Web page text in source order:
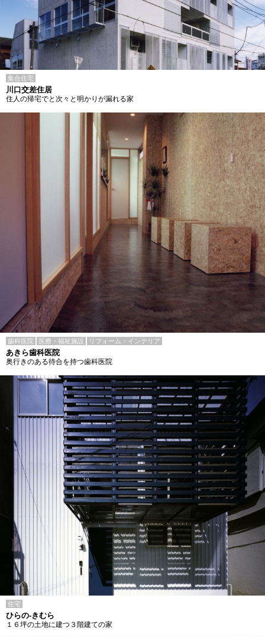
集合住宅
川口交差住居
住人の帰宅でと次々と明かりが漏れる家
歯科医院 医療・福祉施設 リフォーム・インテリア
あきら歯科医院
奥行きのある待合を持つ歯科医院
住宅
ひらの-きむら
１６坪の土地に建つ３階建ての家